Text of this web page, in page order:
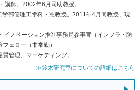
講師。2002年6月同助教授。
部管理工学科・准教授。2011年4月同教授、現
イノベーション推進事務局参事官（インフラ・防
ェロー（非常勤）
管理、マーケティング。
≫鈴木研究室についての詳細はこちら